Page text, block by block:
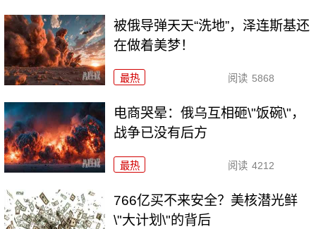
被俄导弹天天“洗地”，泽连斯基还
在做着美梦！
最热 阅读 5868
电商哭晕：俄乌互相砸\"饭碗\"，
战争已没有后方
最热 阅读 4212
766亿买不来安全？美核潜光鲜
\"大计划\"的背后